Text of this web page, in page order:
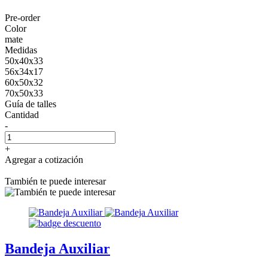
Pre-order
Color
mate
Medidas
50x40x33
56x34x17
60x50x32
70x50x33
Guía de talles
Cantidad
-
+
Agregar a cotización
También te puede interesar
Bandeja Auxiliar